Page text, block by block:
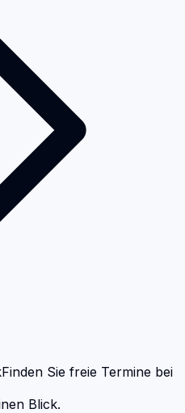
Finden Sie freie Termine bei
Blick.